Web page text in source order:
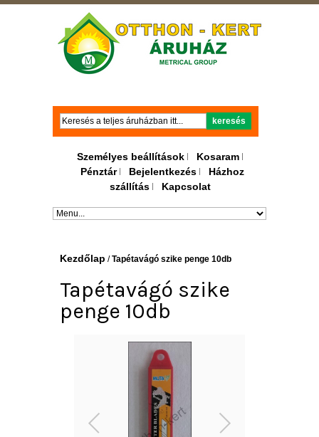
Keresés
keresés
Személyes beállítások
Kosaram
Pénztár
Bejelentkezés
Házhoz
szállítás
Kapcsolat
Kezdőlap /Tapétavágó szike penge 10db
Tapétavágó szike
penge 10db